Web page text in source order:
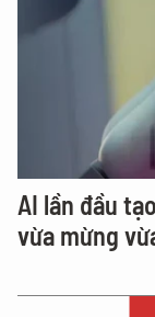
AI lần đầu
vừa mừng